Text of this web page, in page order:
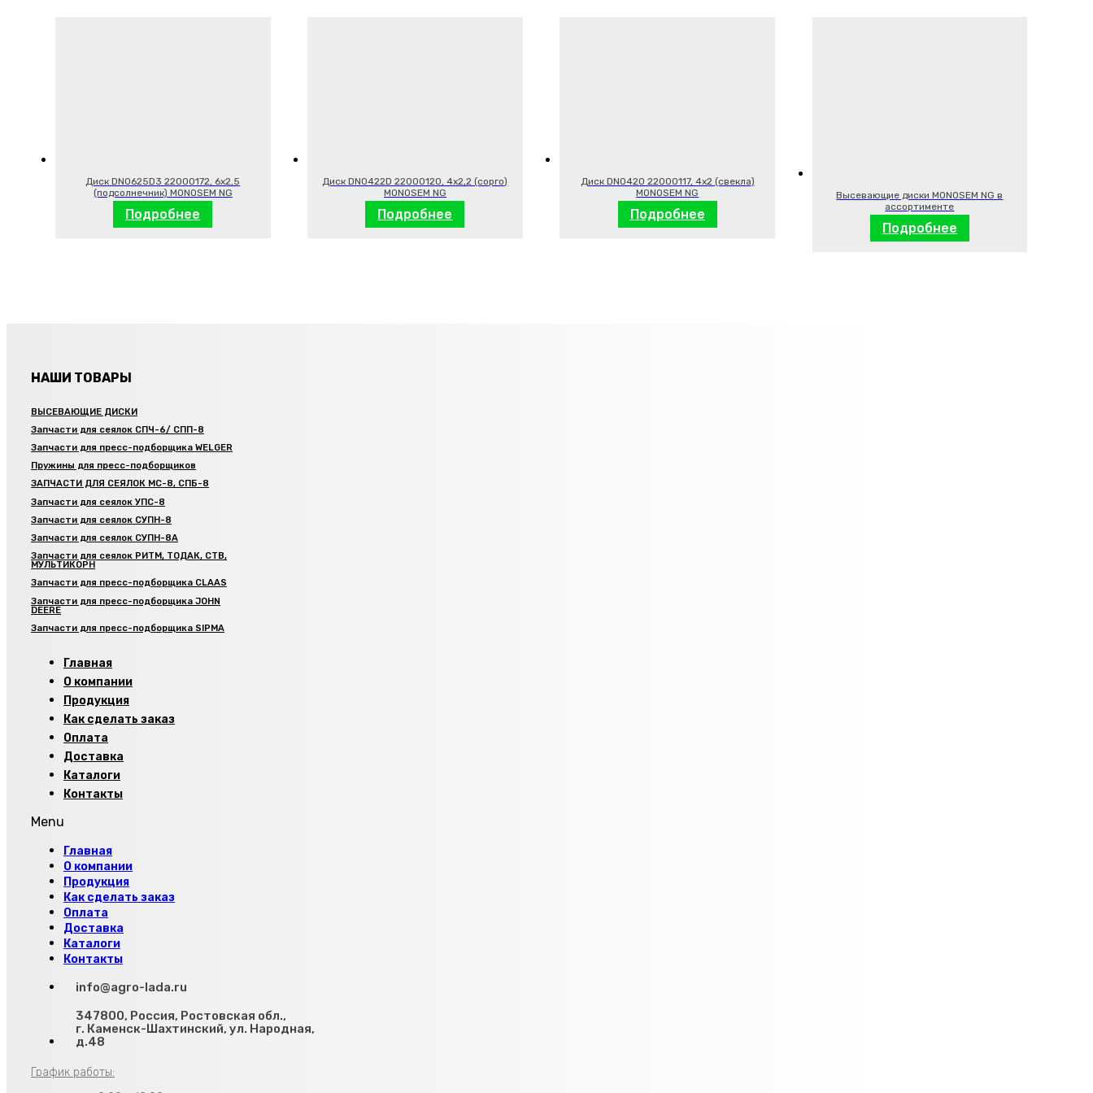
Диск DN0625D3 22000172, 6х2,5
(подсолнечник) MONOSEM NG
Подробнее
Диск DN0422D 22000120, 4х2,2 (сорго)
MONOSEM NG
Подробнее
Диск DN0420 22000117, 4х2 (свекла)
MONOSEM NG
Подробнее
Высевающие диски MONOSEM NG в
ассортименте
Подробнее
НАШИ ТОВАРЫ
ВЫСЕВАЮЩИЕ ДИСКИ
Запчасти для сеялок СПЧ-6/ СПП-8
Запчасти для пресс-подборщика WELGER
Пружины для пресс-подборщиков
ЗАПЧАСТИ ДЛЯ СЕЯЛОК МС-8, СПБ-8
Запчасти для сеялок УПС-8
Запчасти для сеялок СУПН-8
Запчасти для сеялок СУПН-8А
Запчасти для сеялок РИТМ, ТОДАК, СТВ,
МУЛЬТИКОРН
Запчасти для пресс-подборщика CLAAS
Запчасти для пресс-подборщика JOHN
DEERE
Запчасти для пресс-подборщика SIPMA
Главная
О компании
Продукция
Как сделать заказ
Оплата
Доставка
Каталоги
Контакты
Menu
Главная
О компании
Продукция
Как сделать заказ
Оплата
Доставка
Каталоги
Контакты
info@agro-lada.ru
347800, Россия, Ростовская обл.,
г. Каменск-Шахтинский, ул. Народная,
д.48
График работы: